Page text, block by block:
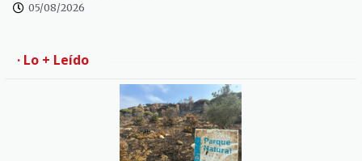
05/08/2026
· Lo + Leído